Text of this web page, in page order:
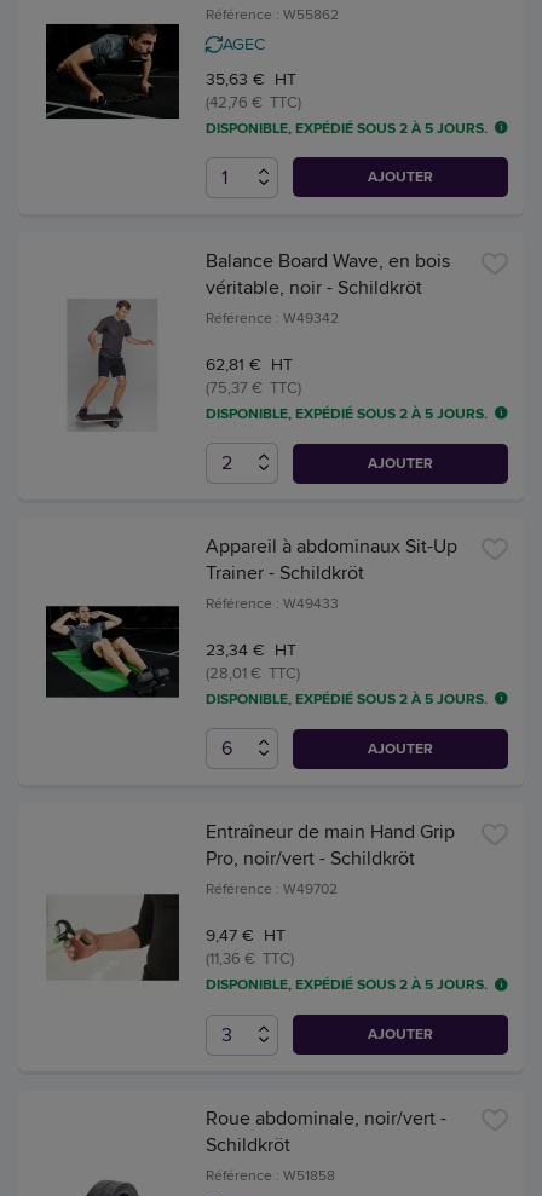
Référence : W55862
AGEC
35,63 € HT
(42,76 € TTC)
DISPONIBLE, EXPÉDIÉ SOUS 2 À 5 JOURS.
AJOUTER
Balance Board Wave, en bois
véritable, noir - Schildkröt
Référence : W49342
62,81 € HT
(75,37 € TTC)
DISPONIBLE, EXPÉDIÉ SOUS 2 À 5 JOURS.
AJOUTER
Appareil à abdominaux Sit-Up
Trainer - Schildkröt
Référence : W49433
23,34 € HT
(28,01 € TTC)
DISPONIBLE, EXPÉDIÉ SOUS 2 À 5 JOURS.
AJOUTER
Entraîneur de main Hand Grip
Pro, noir/vert - Schildkröt
Référence : W49702
9,47 € HT
(11,36 € TTC)
DISPONIBLE, EXPÉDIÉ SOUS 2 À 5 JOURS.
AJOUTER
Roue abdominale, noir/vert -
Schildkröt
Référence : W51858